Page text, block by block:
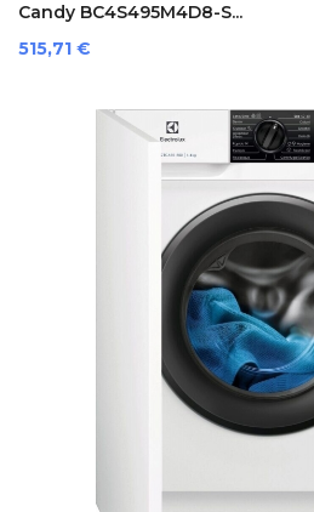
Candy BC4S495M4D8-S...
Precio
515,71 €